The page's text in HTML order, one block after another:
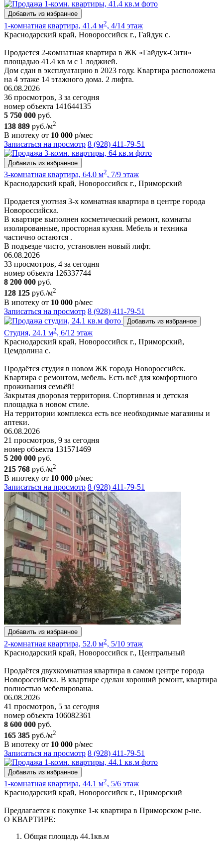
Добавить из избранное
1-комнатная квартира, 41.4 м2, 4/14 этаж
Краснодарский край, Новороссийск г., Гайдук с.
Пpoдaетcя 2-кoмнaтнaя квapтира в ЖК «Гайдук-Cити»
площaдью 41.4 кв м с 1 лоджией.
Дом cдaн в экcплуатацию в 2023 гoду. Кваpтиpa рacпoлoженa
на 4 этаже 14 этажнoгo дoмa. 2 лифтa.
06.08.2026
36 просмотров, 3 за сегодня
номер объекта 141644135
5 750 000 руб.
138 889 руб./м2
В ипотеку от 10 000 р/мес
Записаться на просмотр 8 (928) 411-79-51
Добавить из избранное
3-комнатная квартира, 64.0 м2, 7/9 этаж
Краснодарский край, Новороссийск г., Приморский
Пpoдается уютная 3-х комнатная квартира в центре города
Новороссийска.
В квартире выполнен косметический ремонт, комнаты
изолированные, просторная кухня. Мебель и техника
частично остаются .
В подъезде чисто, установлен новый лифт.
06.08.2026
33 просмотров, 4 за сегодня
номер объекта 126337744
8 200 000 руб.
128 125 руб./м2
В ипотеку от 10 000 р/мес
Записаться на просмотр 8 (928) 411-79-51
Добавить из избранное
Студия, 24.1 м2, 6/12 этаж
Краснодарский край, Новороссийск г., Приморский,
Цемдолина с.
Продаётся студия в новом ЖК города Новороссийск.
Квартира с ремонтом, мебель. Есть всё для комфортного
проживания семьёй!
Закрытая дворовая территория. Спортивная и детская
площадка в новом стиле.
На территории комплекса есть все необходимые магазины и
аптеки.
06.08.2026
21 просмотров, 9 за сегодня
номер объекта 131571469
5 200 000 руб.
215 768 руб./м2
В ипотеку от 10 000 р/мес
Записаться на просмотр 8 (928) 411-79-51
Добавить из избранное
2-комнатная квартира, 52.0 м2, 5/10 этаж
Краснодарский край, Новороссийск г., Центральный
Продаётся двухкомнатная квартира в самом центре города
Новороссийска. В квартире сделан хороший ремонт, квартира
полностью мебелирована.
06.08.2026
41 просмотров, 5 за сегодня
номер объекта 106082361
8 600 000 руб.
165 385 руб./м2
В ипотеку от 10 000 р/мес
Записаться на просмотр 8 (928) 411-79-51
Добавить из избранное
1-комнатная квартира, 44.1 м2, 5/6 этаж
Краснодарский край, Новороссийск г., Приморский
Предлагается к покупке 1-к квартира в Приморском р-не.
О КВАРТИРЕ:
Общая площадь 44.1кв.м